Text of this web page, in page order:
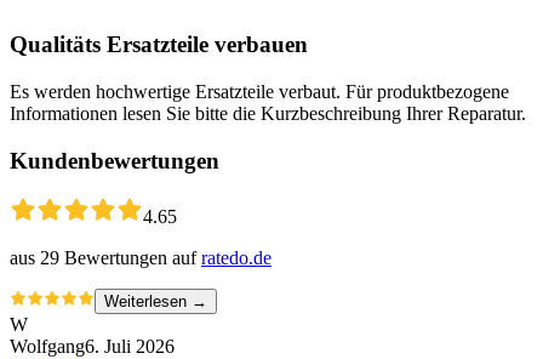
Qualitäts Ersatzteile verbauen
Es werden hochwertige Ersatzteile verbaut. Für produktbezogene
Informationen lesen Sie bitte die Kurzbeschreibung Ihrer Reparatur.
Kundenbewertungen
4.65
aus 29 Bewertungen auf ratedo.de
Weiterlesen →
W
Wolfgang6. Juli 2026